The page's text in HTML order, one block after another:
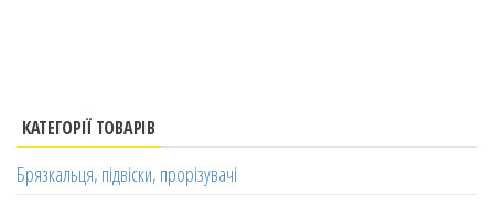
КАТЕГОРІЇ ТОВАРІВ
Брязкальця, підвіски, прорізувачі